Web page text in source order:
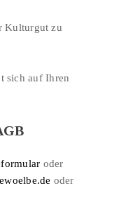
Kulturgut zu
sich auf Ihren
oder
oder